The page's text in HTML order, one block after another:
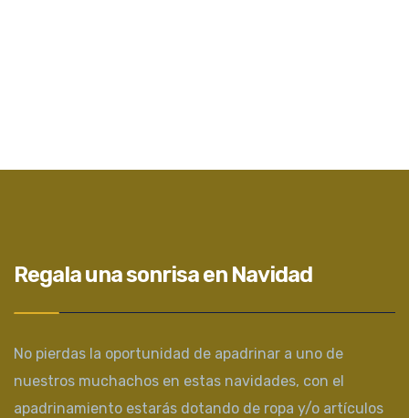
Regala una sonrisa en Navidad
No pierdas la oportunidad de apadrinar a uno de
nuestros muchachos en estas navidades, con el
apadrinamiento estarás dotando de ropa y/o artículos